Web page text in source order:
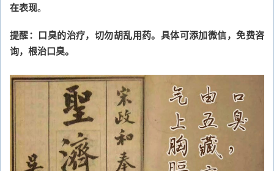
在表现。
提醒：口臭的治疗，切勿胡乱用药。具体可添加微信，免费咨
询，根治口臭。